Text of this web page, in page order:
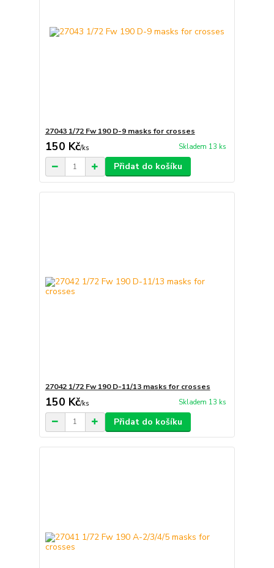
27043 1/72 Fw 190 D-9 masks for crosses
150 Kč/ks Skladem 13 ks
Přidat do košíku
27042 1/72 Fw 190 D-11/13 masks for crosses
150 Kč/ks Skladem 13 ks
Přidat do košíku